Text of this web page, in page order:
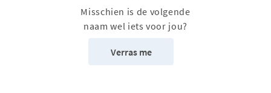
Misschien is de volgende
naam wel iets voor jou?
Verras me